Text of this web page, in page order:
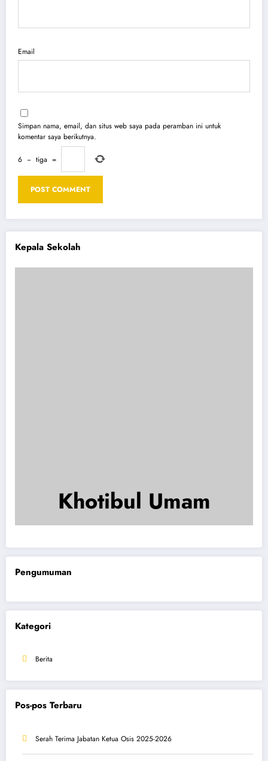
Email
Simpan nama, email, dan situs web saya pada peramban ini untuk
komentar saya berikutnya.
6 − tiga =
Kepala Sekolah
Khotibul Umam
Pengumuman
Kategori
Berita
Pos-pos Terbaru
Serah Terima Jabatan Ketua Osis 2025-2026